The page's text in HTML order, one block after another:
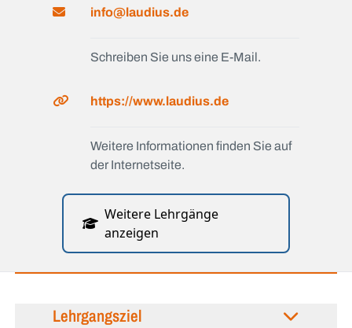
info@laudius.de
Schreiben Sie uns eine E-Mail.
https://www.laudius.de
Weitere Informationen finden Sie auf
der Internetseite.
Weitere Lehrgänge
anzeigen
Lehrgangsziel